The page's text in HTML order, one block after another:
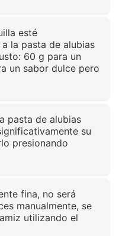
esté
la pasta de alubias
60 g para un
un sabor dulce pero
pasta de alubias
su
presionando
fina, no será
manualmente, se
utilizando el